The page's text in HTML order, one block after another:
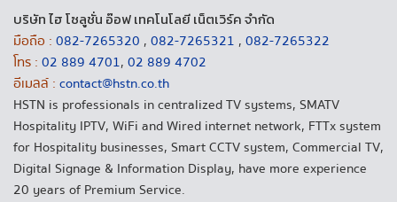
บริษัท ไฮ โซลูชั่น อ๊อฟ เทคโนโลยี เน็ตเวิร์ค จำกัด
มือถือ : 082-7265320 , 082-7265321 , 082-7265322
โทร : 02 889 4701, 02 889 4702
อีเมลล์ : contact@hstn.co.th
HSTN is professionals in centralized TV systems, SMATV
Hospitality IPTV, WiFi and Wired internet network, FTTx system
for Hospitality businesses, Smart CCTV system, Commercial TV,
Digital Signage & Information Display, have more experience
20 years of Premium Service.